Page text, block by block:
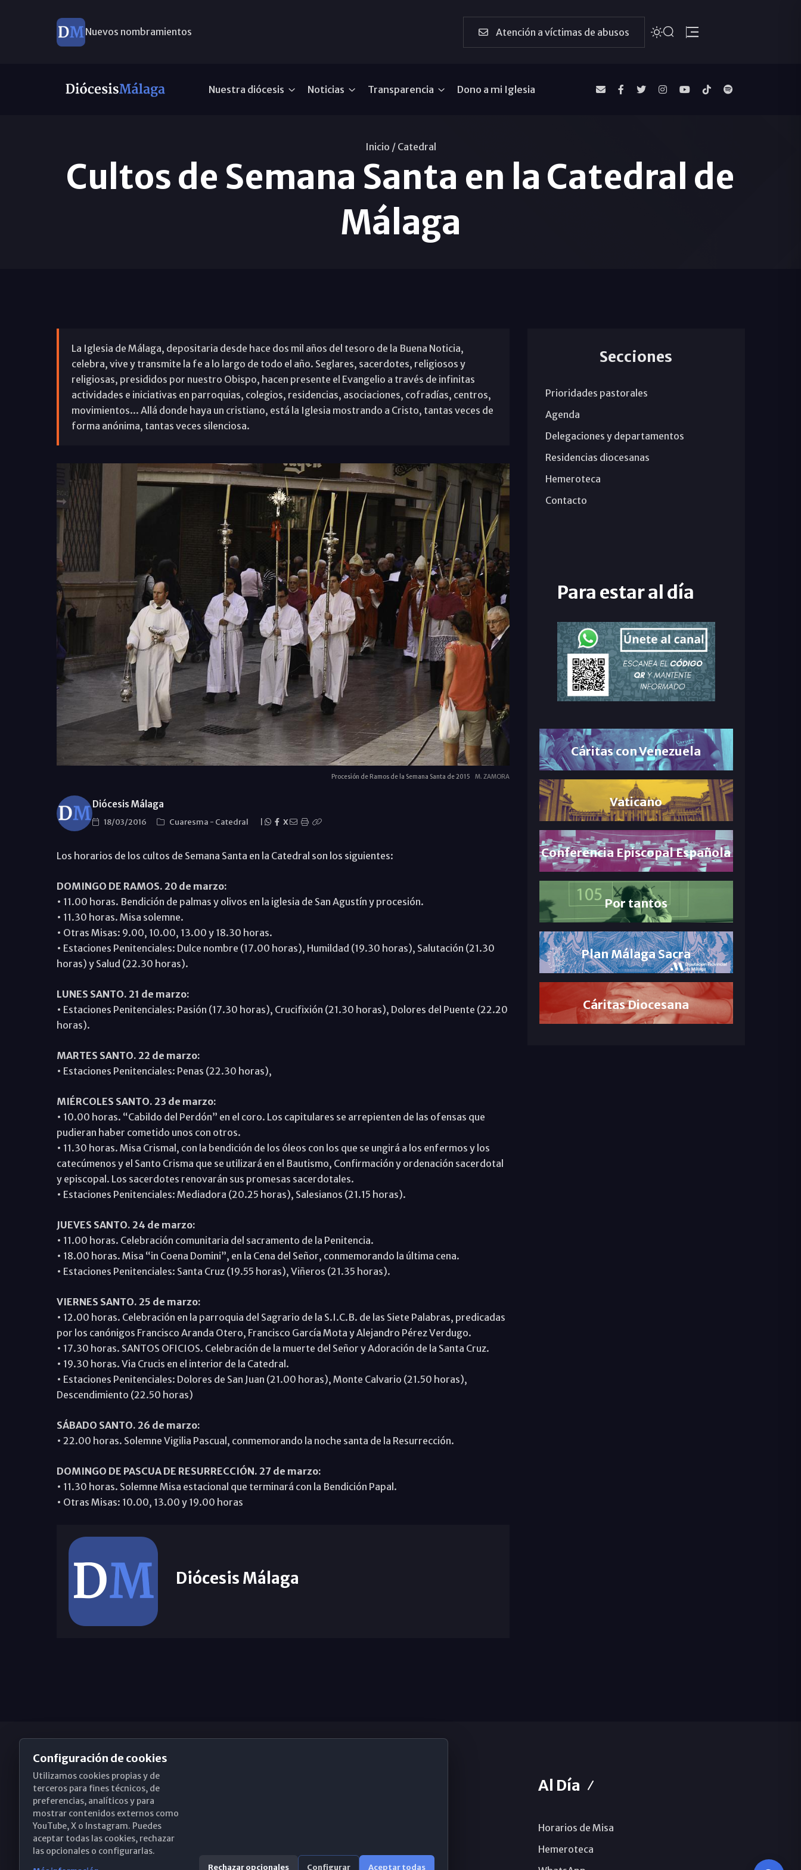
Nuevos nombramientos Atención a víctimas de abusos
Nuestra diócesis Noticias Transparencia Dono a mi Iglesia
Inicio / Catedral
Cultos de Semana Santa en la Catedral de
Málaga
La Iglesia de Málaga, depositaria desde hace dos mil años del tesoro de la Buena Noticia,
celebra, vive y transmite la fe a lo largo de todo el año. Seglares, sacerdotes, religiosos y
religiosas, presididos por nuestro Obispo, hacen presente el Evangelio a través de infinitas
actividades e iniciativas en parroquias, colegios, residencias, asociaciones, cofradías, centros,
movimientos... Allá donde haya un cristiano, está la Iglesia mostrando a Cristo, tantas veces de
forma anónima, tantas veces silenciosa.
Procesión de Ramos de la Semana Santa de 2015 M. ZAMORA
Diócesis Málaga
18/03/2016 Cuaresma - Catedral X
Los horarios de los cultos de Semana Santa en la Catedral son los siguientes:
DOMINGO DE RAMOS. 20 de marzo:
• 11.00 horas. Bendición de palmas y olivos en la iglesia de San Agustín y procesión.
• 11.30 horas. Misa solemne.
• Otras Misas: 9.00, 10.00, 13.00 y 18.30 horas.
• Estaciones Penitenciales: Dulce nombre (17.00 horas), Humildad (19.30 horas), Salutación (21.30
horas) y Salud (22.30 horas).
LUNES SANTO. 21 de marzo:
• Estaciones Penitenciales: Pasión (17.30 horas), Crucifixión (21.30 horas), Dolores del Puente (22.20
horas).
MARTES SANTO. 22 de marzo:
• Estaciones Penitenciales: Penas (22.30 horas),
MIÉRCOLES SANTO. 23 de marzo:
• 10.00 horas. “Cabildo del Perdón” en el coro. Los capitulares se arrepienten de las ofensas que
pudieran haber cometido unos con otros.
• 11.30 horas. Misa Crismal, con la bendición de los óleos con los que se ungirá a los enfermos y los
catecúmenos y el Santo Crisma que se utilizará en el Bautismo, Confirmación y ordenación sacerdotal
y episcopal. Los sacerdotes renovarán sus promesas sacerdotales.
• Estaciones Penitenciales: Mediadora (20.25 horas), Salesianos (21.15 horas).
JUEVES SANTO. 24 de marzo:
• 11.00 horas. Celebración comunitaria del sacramento de la Penitencia.
• 18.00 horas. Misa “in Coena Domini”, en la Cena del Señor, conmemorando la última cena.
• Estaciones Penitenciales: Santa Cruz (19.55 horas), Viñeros (21.35 horas).
VIERNES SANTO. 25 de marzo:
• 12.00 horas. Celebración en la parroquia del Sagrario de la S.I.C.B. de las Siete Palabras, predicadas
por los canónigos Francisco Aranda Otero, Francisco García Mota y Alejandro Pérez Verdugo.
• 17.30 horas. SANTOS OFICIOS. Celebración de la muerte del Señor y Adoración de la Santa Cruz.
• 19.30 horas. Via Crucis en el interior de la Catedral.
• Estaciones Penitenciales: Dolores de San Juan (21.00 horas), Monte Calvario (21.50 horas),
Descendimiento (22.50 horas)
SÁBADO SANTO. 26 de marzo:
• 22.00 horas. Solemne Vigilia Pascual, conmemorando la noche santa de la Resurrección.
DOMINGO DE PASCUA DE RESURRECCIÓN. 27 de marzo:
• 11.30 horas. Solemne Misa estacional que terminará con la Bendición Papal.
• Otras Misas: 10.00, 13.00 y 19.00 horas
Diócesis Málaga
Secciones
Prioridades pastorales
Agenda
Delegaciones y departamentos
Residencias diocesanas
Hemeroteca
Contacto
Para estar al día
Cáritas con Venezuela
Vaticano
Conferencia Episcopal Española
Por tantos
Plan Málaga Sacra
Cáritas Diocesana
Obispado de Málaga
Santa María, 18-20. 29015 Málaga
(+34) 952 224 386
Al Día
Horarios de Misa
Hemeroteca
Configuración de cookies
Utilizamos cookies propias y de
terceros para fines técnicos, de
preferencias, analíticos y para
mostrar contenidos externos como
YouTube, X o Instagram. Puedes
aceptar todas las cookies, rechazar
las opcionales o configurarlas.
Rechazar opcionales Configurar Aceptar todas